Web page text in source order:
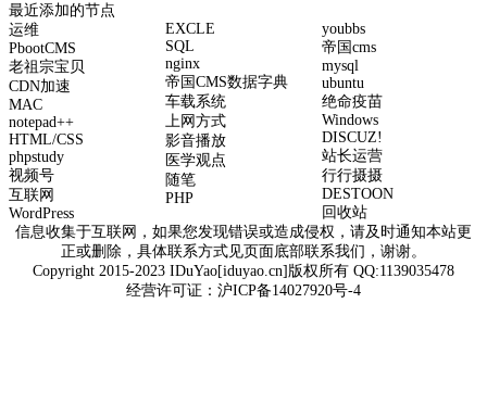
最近添加的节点
运维
PbootCMS
老祖宗宝贝
CDN加速
MAC
notepad++
HTML/CSS
phpstudy
视频号
互联网
WordPress
EXCLE
SQL
nginx
帝国CMS数据字典
车载系统
上网方式
影音播放
医学观点
随笔
PHP
youbbs
帝国cms
mysql
ubuntu
绝命疫苗
Windows
DISCUZ!
站长运营
行行摄摄
DESTOON
回收站
信息收集于互联网，如果您发现错误或造成侵权，请及时通知本站更
正或删除，具体联系方式见页面底部联系我们，谢谢。
Copyright 2015-2023 IDuYao[iduyao.cn]版权所有 QQ:1139035478
经营许可证： 沪ICP备14027920号-4